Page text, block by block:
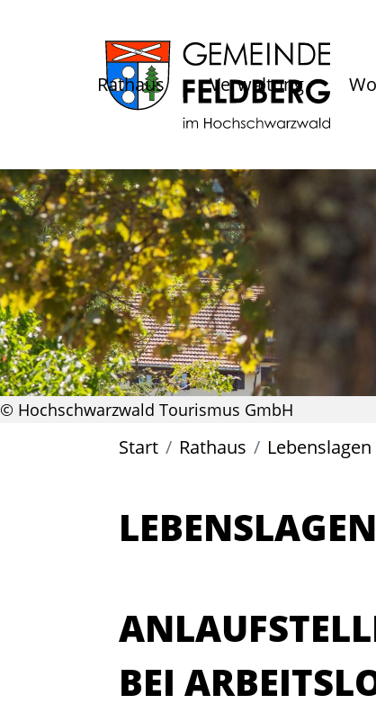
Rathaus Verwaltung
© Hochschwarzwald Tourismus GmbH
Start Rathaus Lebenslagen
LEBENSLAGEN
BEI